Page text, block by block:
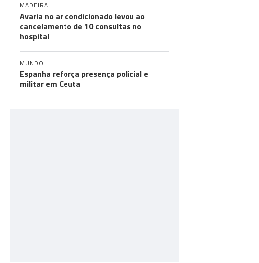
MADEIRA
Avaria no ar condicionado levou ao
cancelamento de 10 consultas no
hospital
MUNDO
Espanha reforça presença policial e
militar em Ceuta